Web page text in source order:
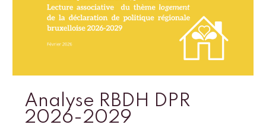
Analyse RBDH DPR
2026-2029